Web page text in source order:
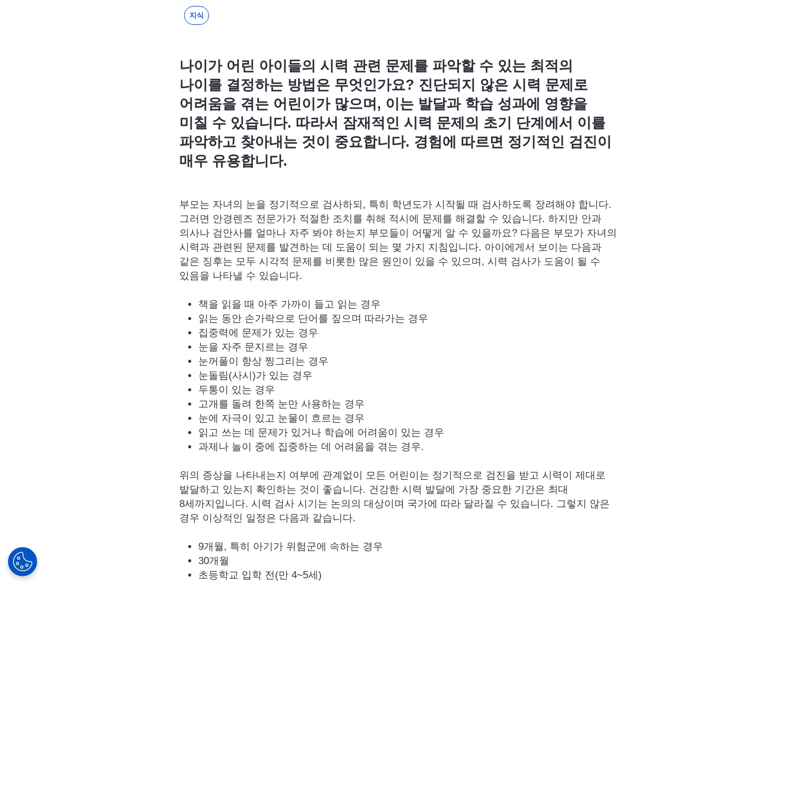
지식
나이가 어린 아이들의 시력 관련 문제를 파악할 수 있는 최적의
나이를 결정하는 방법은 무엇인가요? 진단되지 않은 시력 문제로
어려움을 겪는 어린이가 많으며, 이는 발달과 학습 성과에 영향을
미칠 수 있습니다. 따라서 잠재적인 시력 문제의 초기 단계에서 이를
파악하고 찾아내는 것이 중요합니다. 경험에 따르면 정기적인 검진이
매우 유용합니다.
부모는 자녀의 눈을 정기적으로 검사하되, 특히 학년도가 시작될 때 검사하도록 장려해야 합니다.
그러면 안경렌즈 전문가가 적절한 조치를 취해 적시에 문제를 해결할 수 있습니다. 하지만 안과
의사나 검안사를 얼마나 자주 봐야 하는지 부모들이 어떻게 알 수 있을까요? 다음은 부모가 자녀의
시력과 관련된 문제를 발견하는 데 도움이 되는 몇 가지 지침입니다. 아이에게서 보이는 다음과
같은 징후는 모두 시각적 문제를 비롯한 많은 원인이 있을 수 있으며, 시력 검사가 도움이 될 수
있음을 나타낼 수 있습니다.
책을 읽을 때 아주 가까이 들고 읽는 경우
읽는 동안 손가락으로 단어를 짚으며 따라가는 경우
집중력에 문제가 있는 경우
눈을 자주 문지르는 경우
눈꺼풀이 항상 찡그리는 경우
눈돌림(사시)가 있는 경우
두통이 있는 경우
고개를 돌려 한쪽 눈만 사용하는 경우
눈에 자극이 있고 눈물이 흐르는 경우
읽고 쓰는 데 문제가 있거나 학습에 어려움이 있는 경우
과제나 놀이 중에 집중하는 데 어려움을 겪는 경우.
위의 증상을 나타내는지 여부에 관계없이 모든 어린이는 정기적으로 검진을 받고 시력이 제대로
발달하고 있는지 확인하는 것이 좋습니다. 건강한 시력 발달에 가장 중요한 기간은 최대
8세까지입니다. 시력 검사 시기는 논의의 대상이며 국가에 따라 달라질 수 있습니다. 그렇지 않은
경우 이상적인 일정은 다음과 같습니다.
9개월, 특히 아기가 위험군에 속하는 경우
30개월
초등학교 입학 전(만 4~5세)